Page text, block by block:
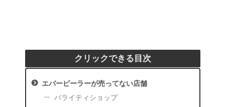
クリックできる目次
エバーピーラーが売ってない店舗
バライティショップ